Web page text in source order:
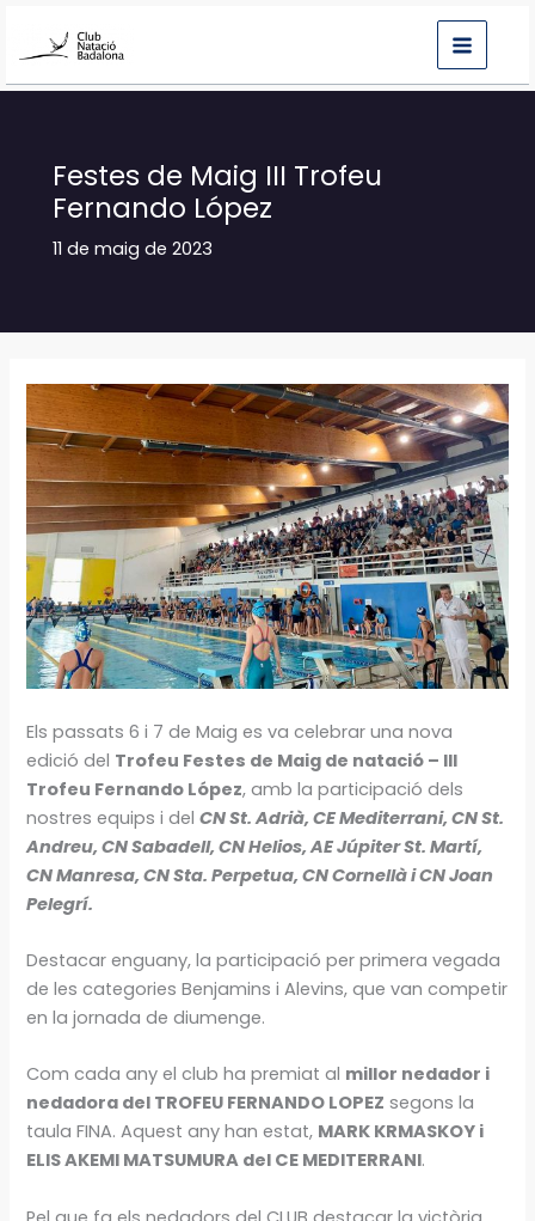
Festes de Maig III Trofeu
Fernando López
11 de maig de 2023
Els passats 6 i 7 de Maig es va celebrar una nova
edició del Trofeu Festes de Maig de natació – III
Trofeu Fernando López, amb la participació dels
nostres equips i delCN St. Adrià, CE Mediterrani, CN St.
Andreu, CN Sabadell, CN Helios, AE Júpiter St. Martí,
CN Manresa, CN Sta. Perpetua, CN Cornellà i CN Joan
Pelegrí.
Destacar enguany, la participació per primera vegada
de les categories Benjamins i Alevins, que van competir
en la jornada de diumenge.
Com cada any el club ha premiat al millor nedador i
nedadora del TROFEU FERNANDO LOPEZ segons la
taula FINA. Aquest any han estat, MARK KRMASKOY i
ELIS AKEMI MATSUMURA del CE MEDITERRANI.